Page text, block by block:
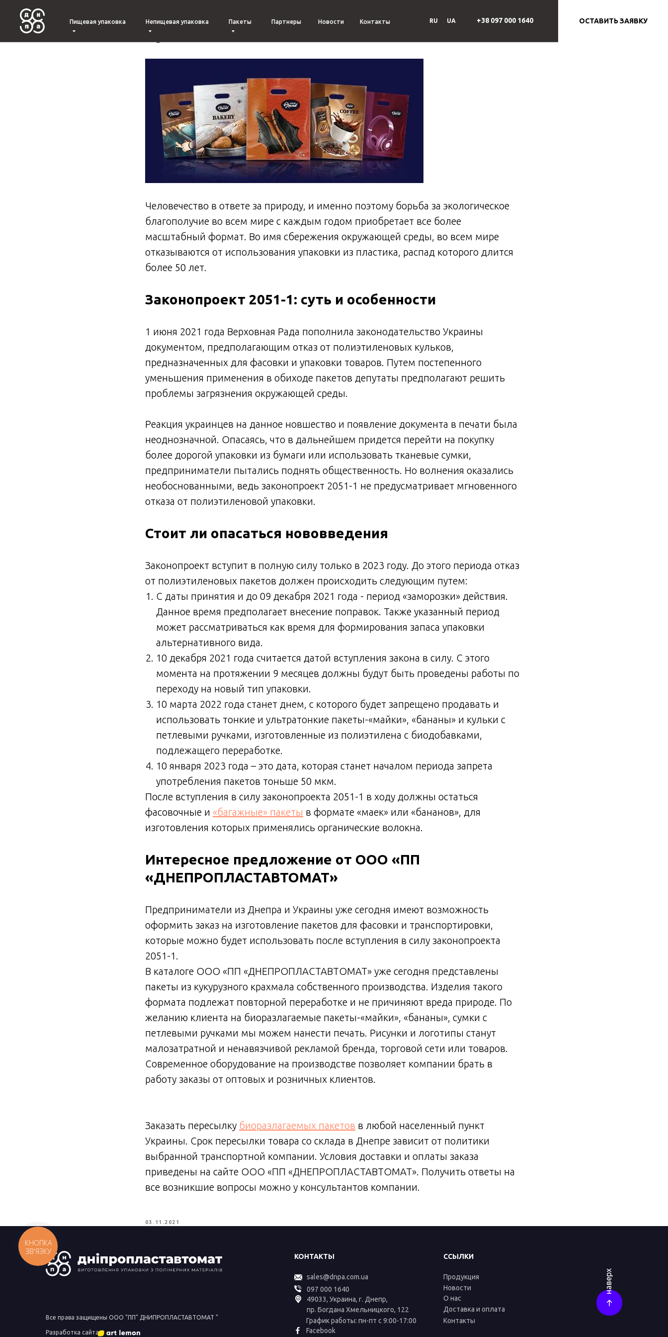
ОСТАВИТЬ ЗАЯВКУ
Пищевая упаковка Партнеры Новости Контакты +38 097 000 1640
UA
RU
Непищевая упаковка Пакеты
будет с полиэтиленовыми пакетами
Человечество в ответе за природу, и именно поэтому борьба за экологическое
благополучие во всем мире с каждым годом приобретает все более
масштабный формат. Во имя сбережения окружающей среды, во всем мире
отказываются от использования упаковки из пластика, распад которого длится
более 50 лет.
Законопроект 2051-1: суть и особенности
1 июня 2021 года Верховная Рада пополнила законодательство Украины
документом, предполагающим отказ от полиэтиленовых кульков,
предназначенных для фасовки и упаковки товаров. Путем постепенного
уменьшения применения в обиходе пакетов депутаты предполагают решить
проблемы загрязнения окружающей среды.
Реакция украинцев на данное новшество и появление документа в печати была
неоднозначной. Опасаясь, что в дальнейшем придется перейти на покупку
более дорогой упаковки из бумаги или использовать тканевые сумки,
предприниматели пытались поднять общественность. Но волнения оказались
необоснованными, ведь законопроект 2051-1 не предусматривает мгновенного
отказа от полиэтиленовой упаковки.
Стоит ли опасаться нововведения
Законопроект вступит в полную силу только в 2023 году. До этого периода отказ
от полиэтиленовых пакетов должен происходить следующим путем:
С даты принятия и до 09 декабря 2021 года - период «заморозки» действия.
Данное время предполагает внесение поправок. Также указанный период
может рассматриваться как время для формирования запаса упаковки
альтернативного вида.
10 декабря 2021 года считается датой вступления закона в силу. С этого
момента на протяжении 9 месяцев должны будут быть проведены работы по
переходу на новый тип упаковки.
10 марта 2022 года станет днем, с которого будет запрещено продавать и
использовать тонкие и ультратонкие пакеты-«майки», «бананы» и кульки с
петлевыми ручками, изготовленные из полиэтилена с биодобавками,
подлежащего переработке.
10 января 2023 года – это дата, которая станет началом периода запрета
употребления пакетов тоньше 50 мкм.
После вступления в силу законопроекта 2051-1 в ходу должны остаться
фасовочные и «багажные» пакеты в формате «маек» или «бананов», для
изготовления которых применялись органические волокна.
Интересное предложение от ООО «ПП
«ДНЕПРОПЛАСТАВТОМАТ»
Предприниматели из Днепра и Украины уже сегодня имеют возможность
оформить заказ на изготовление пакетов для фасовки и транспортировки,
которые можно будет использовать после вступления в силу законопроекта
2051-1.
В каталоге ООО «ПП «ДНЕПРОПЛАСТАВТОМАТ» уже сегодня представлены
пакеты из кукурузного крахмала собственного производства. Изделия такого
формата подлежат повторной переработке и не причиняют вреда природе. По
желанию клиента на биоразлагаемые пакеты-«майки», «бананы», сумки с
петлевыми ручками мы можем нанести печать. Рисунки и логотипы станут
малозатратной и ненавязчивой рекламой бренда, торговой сети или товаров.
Современное оборудование на производстве позволяет компании брать в
работу заказы от оптовых и розничных клиентов.
Заказать пересылку биоразлагаемых пакетов в любой населенный пункт
Украины. Срок пересылки товара со склада в Днепре зависит от политики
выбранной транспортной компании. Условия доставки и оплаты заказа
приведены на сайте ООО «ПП «ДНЕПРОПЛАСТАВТОМАТ». Получить ответы на
все возникшие вопросы можно у консультантов компании.
03.11.2021
Все права защищены ООО "ПП" ДНИПРОПЛАСТАВТОМАТ "
Разработка сайта
КОНТАКТЫ
sales@dnpa.com.ua
097 000 1640
49033, Украина, г. Днепр,
пр. Богдана Хмельницкого, 122
Facebook
ССЫЛКИ
Продукция
Новости
О нас
наверх
График работы: пн-пт с 9:00-17:00 Контакты
Доставка и оплата
КНОПКА
ЗВ'ЯЗКУ